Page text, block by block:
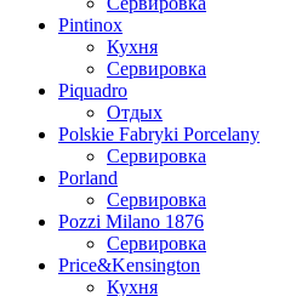
Pintinox
Кухня
Сервировка
Piquadro
Отдых
Polskie Fabryki Porcelany
Сервировка
Porland
Сервировка
Pozzi Milano 1876
Сервировка
Price&Kensington
Кухня